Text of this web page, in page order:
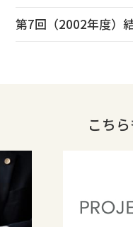
第7回（2002年度）
こち